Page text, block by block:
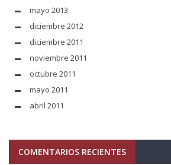
mayo 2013
diciembre 2012
diciembre 2011
noviembre 2011
octubre 2011
mayo 2011
abril 2011
COMENTARIOS RECIENTES